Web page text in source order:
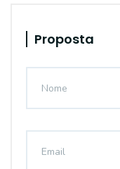
Proposta